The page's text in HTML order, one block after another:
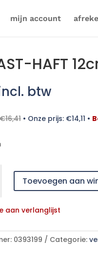
mijn account
HAFT
btw
16,41• Onze prijs: €14,11 •
Toevoegen aan
aan verlanglijst
0393199 Categorie: